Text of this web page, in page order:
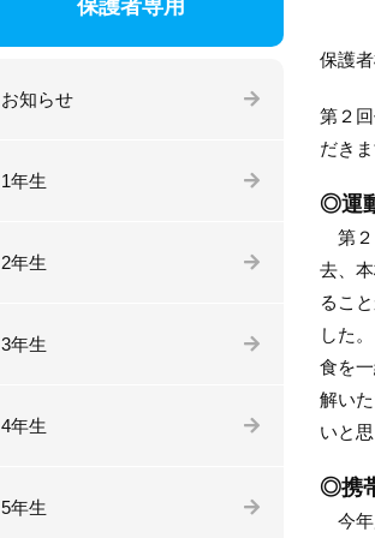
保護
第２
だき
◎運
第２
去、
るこ
した
食を
解い
いと
◎携
今年
保護者専用
お知らせ
1年生
2年生
3年生
4年生
5年生